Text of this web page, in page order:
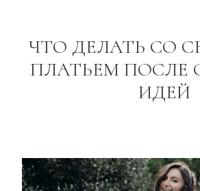
ЧТО ДЕЛАТЬ СО
ПЛАТЬЕМ ПОСЛЕ
ИДЕЙ